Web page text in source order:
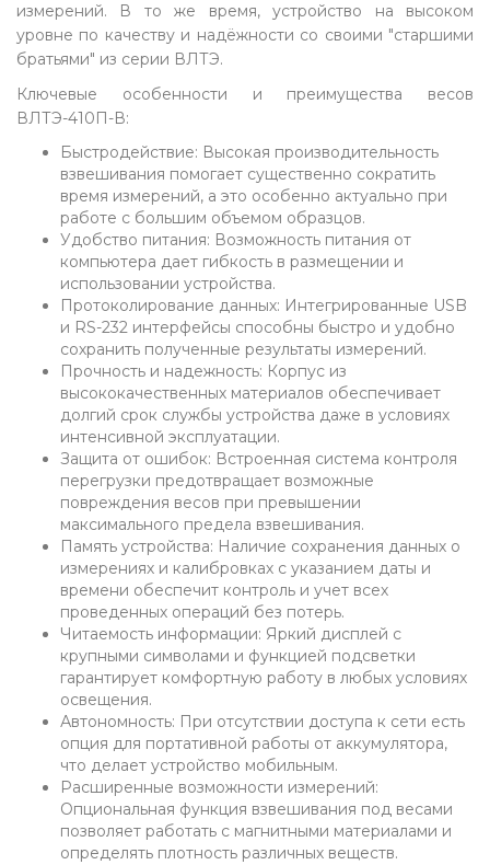
измерений. В то же время, устройство на высоком
уровне по качеству и надёжности со своими "старшими
братьями" из серии ВЛТЭ.
Ключевые особенности и преимущества весов
ВЛТЭ-410П-В:
Быстродействие: Высокая производительность
взвешивания помогает существенно сократить
время измерений, а это особенно актуально при
работе с большим объемом образцов.
Удобство питания: Возможность питания от
компьютера дает гибкость в размещении и
использовании устройства.
Протоколирование данных: Интегрированные USB
и RS-232 интерфейсы способны быстро и удобно
сохранить полученные результаты измерений.
Прочность и надежность: Корпус из
высококачественных материалов обеспечивает
долгий срок службы устройства даже в условиях
интенсивной эксплуатации.
Защита от ошибок: Встроенная система контроля
перегрузки предотвращает возможные
повреждения весов при превышении
максимального предела взвешивания.
Память устройства: Наличие сохранения данных о
измерениях и калибровках с указанием даты и
времени обеспечит контроль и учет всех
проведенных операций без потерь.
Читаемость информации: Яркий дисплей с
крупными символами и функцией подсветки
гарантирует комфортную работу в любых условиях
освещения.
Автономность: При отсутствии доступа к сети есть
опция для портативной работы от аккумулятора,
что делает устройство мобильным.
Расширенные возможности измерений:
Опциональная функция взвешивания под весами
позволяет работать с магнитными материалами и
определять плотность различных веществ.